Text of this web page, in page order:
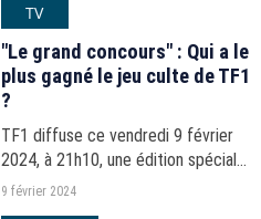
TV
"Le grand concours" : Qui a le
plus gagné le jeu culte de TF1
?
TF1 diffuse ce vendredi 9 février
2024, à 21h10, une édition spéciale
20 ans de son quizz de culture
9 février 2024